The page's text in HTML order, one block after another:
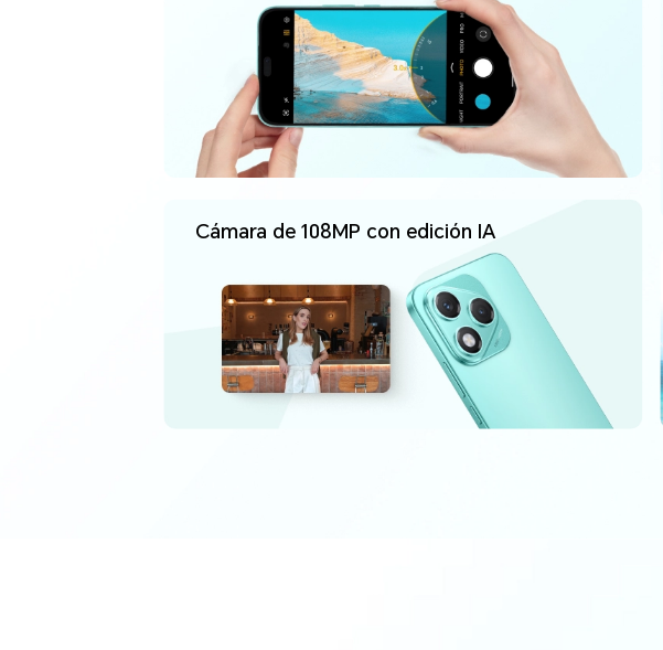
Cámara de 108MP con edición IA